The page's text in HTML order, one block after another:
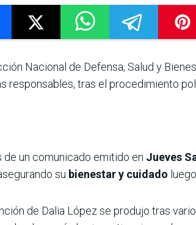
Nacional de Defensa, Salud y
responsables, tras el procedimiento
de un comunicado emitido en Jueves
su bienestar y cuidado
de Dalia López se produjo tras